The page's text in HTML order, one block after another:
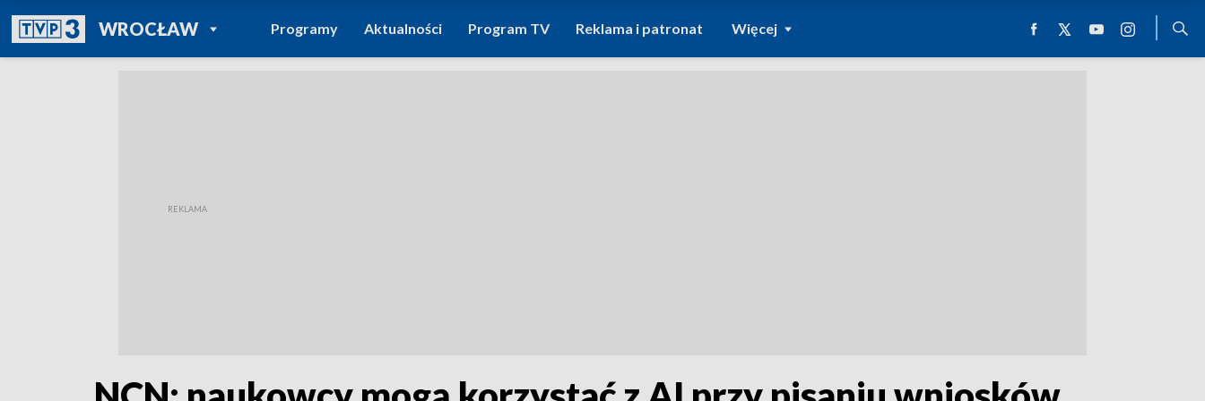
WROCŁAWPOWRÓT DO
TVP REGIONY
Programy Aktualności Program TV Reklama i patronat Więcej